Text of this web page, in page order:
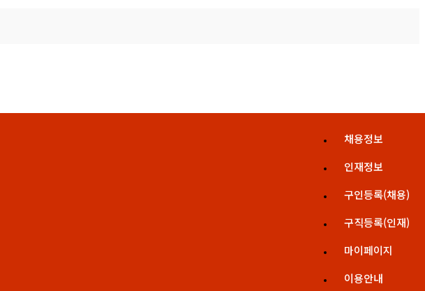
채용정보
인재정보
구인등록(채용)
구직등록(인재)
마이페이지
이용안내